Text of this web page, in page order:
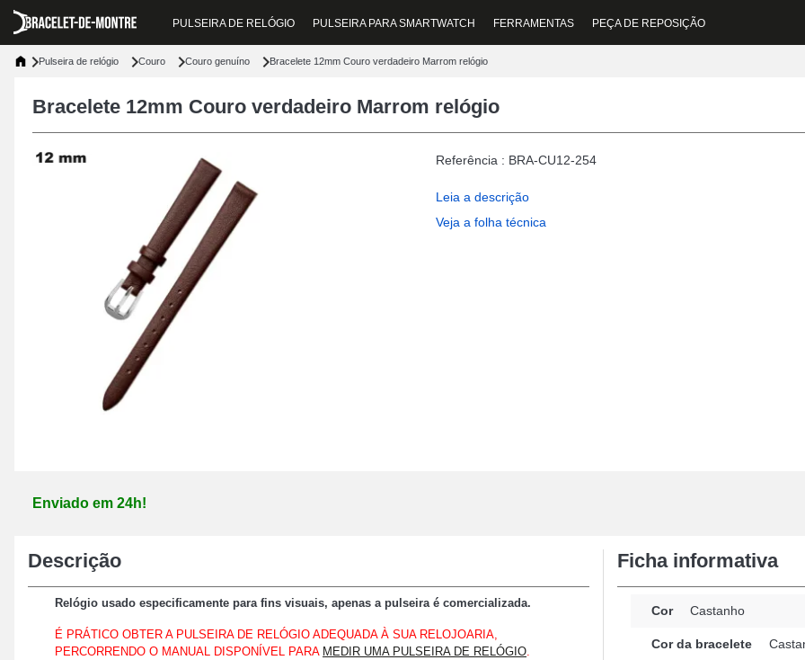
PULSEIRA DE RELÓGIO PULSEIRA PARA SMARTWATCH FERRAMENTAS PEÇA DE REPOSIÇÃO
Pulseira de relógio Couro Couro genuíno Bracelete 12mm Couro verdadeiro Marrom relógio
Bracelete 12mm Couro verdadeiro Marrom relógio
Referência : BRA-CU12-254
Leia a descrição
Veja a folha técnica
Enviado em 24h!
Descrição
Relógio usado especificamente para fins visuais, apenas a pulseira é comercializada.
É PRÁTICO OBTER A PULSEIRA DE RELÓGIO ADEQUADA À SUA RELOJOARIA,
PERCORRENDO O MANUAL DISPONÍVEL PARA MEDIR UMA PULSEIRA DE RELÓGIO.
Ficha informativa
Cor Castanho
Cor da bracelete